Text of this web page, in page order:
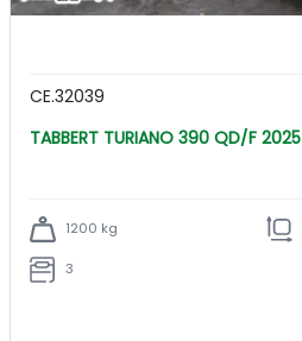
CE.32039
TABBERT TURIANO 390 QD/F 2025
1200 kg
3